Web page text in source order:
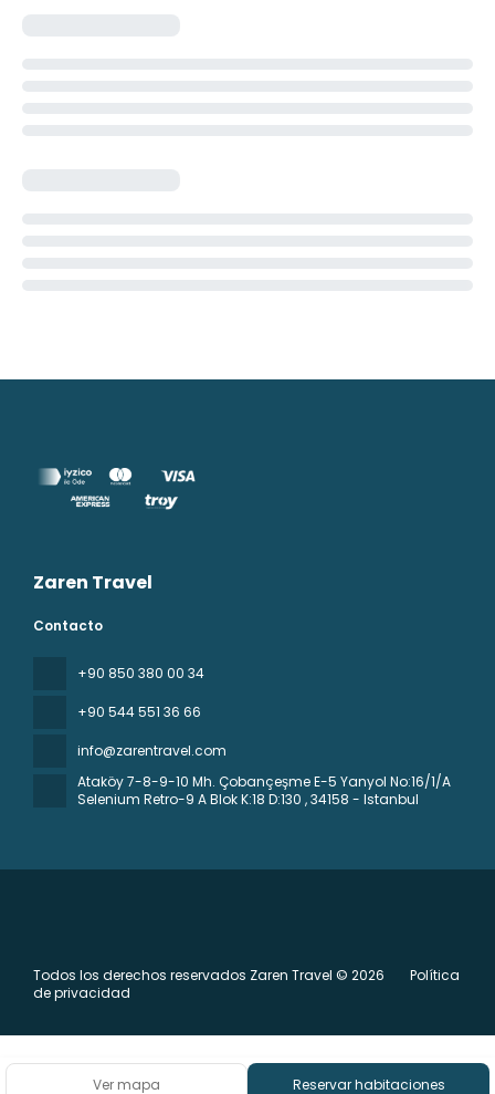
Ver mapa Reservar habitaciones
Zaren Travel
Contacto
+90 850 380 00 34
+90 544 551 36 66
info@zarentravel.com
Ataköy 7-8-9-10 Mh. Çobançeşme E-5 Yanyol No:16/1/A
Selenium Retro-9 A Blok K:18 D:130 , 34158 - Istanbul
Todos los derechos reservados Zaren Travel © 2026
Política
de privacidad